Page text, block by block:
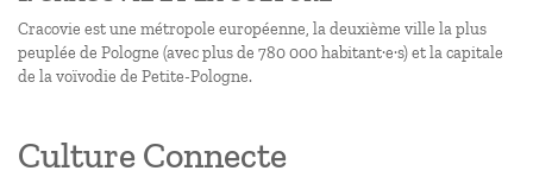
Cracovie est une métropole européenne, la deuxième ville la plus
peuplée de Pologne (avec plus de 780 000 habitant·e·s) et la capitale
de la voïvodie de Petite-Pologne.
Culture Connecte